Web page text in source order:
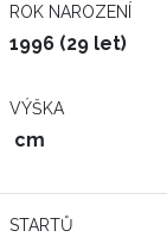
ROK NAROZENÍ
1996 (29 let)
VÝŠKA
cm
STARTŮ